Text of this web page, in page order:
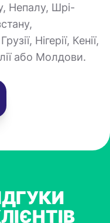
Непалу, Шрі-
Нігерії, Кенії,
або Молдови.